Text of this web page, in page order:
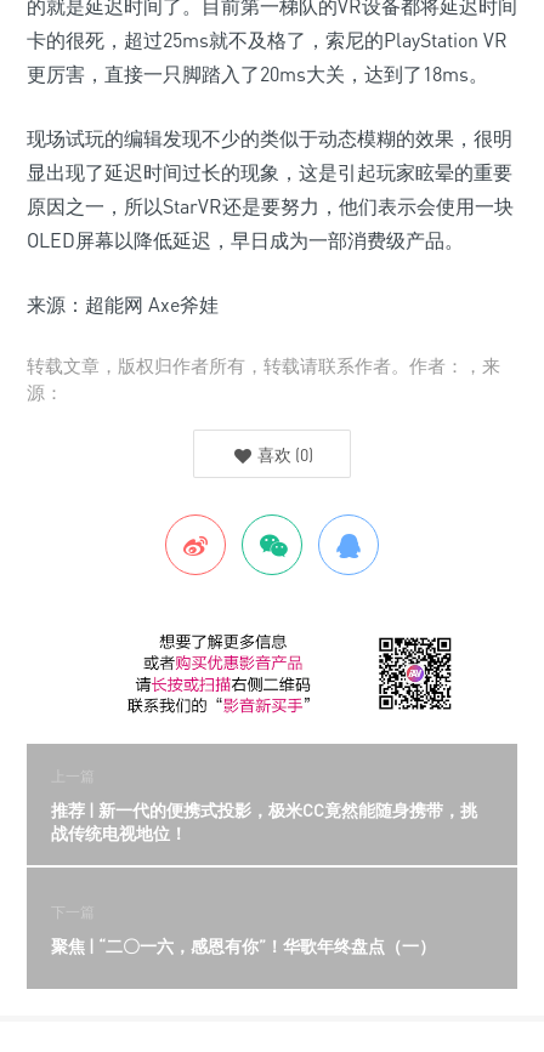
的就是延迟时间了。目前第一梯队的VR设备都将延迟时间
卡的很死，超过25ms就不及格了，索尼的PlayStation VR
更厉害，直接一只脚踏入了20ms大关，达到了18ms。
现场试玩的编辑发现不少的类似于动态模糊的效果，很明
显出现了延迟时间过长的现象，这是引起玩家眩晕的重要
原因之一，所以StarVR还是要努力，他们表示会使用一块
OLED屏幕以降低延迟，早日成为一部消费级产品。
来源：超能网 Axe斧娃
转载文章，版权归作者所有，转载请联系作者。作者：，来
源：
喜欢 (0)
上一篇
推荐 | 新一代的便携式投影，极米CC竟然能随身携带，挑
战传统电视地位！
下一篇
聚焦 | “二〇一六，感恩有你”！华歌年终盘点（一）